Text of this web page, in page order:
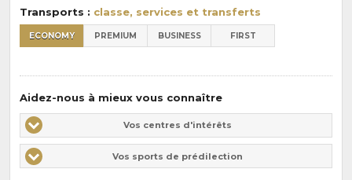
Transports : classe, services et transferts
ECONOMY PREMIUM BUSINESS FIRST
Aidez-nous à mieux vous connaître
Vos
centres
d'intérêts
Vos centres d'intérêts
Vos
sports
Vos sports de prédilection